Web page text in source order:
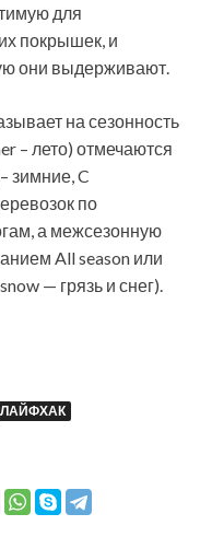
для
покрышек, и
они выдерживают.
на сезонность
– лето) отмечаются
зимние, C
по
а межсезонную
All season или
— грязь и снег).
ЛАЙФХАК